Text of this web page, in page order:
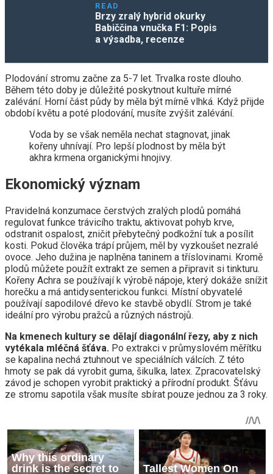
READ
Brzy zralý hybrid okurky
Babiččina vnučka F1: Popis
a výsadba, recenze
Plodování stromu začne za 5-7 let. Trvalka roste dlouho.
Během této doby je důležité poskytnout kultuře mírné
zalévání. Horní část půdy by měla být mírně vlhká. Když přijde
období květu a poté plodování, musíte zvýšit zalévání.
Voda by se však neměla nechat stagnovat, jinak
kořeny uhnívají. Pro lepší plodnost by měla být
akhra krmena organickými hnojivy.
Ekonomický význam
Pravidelná konzumace čerstvých zralých plodů pomáhá
regulovat funkce trávicího traktu, aktivovat pohyb krve,
odstranit ospalost, zničit přebytečný podkožní tuk a posílit
kosti. Pokud člověka trápí průjem, měl by vyzkoušet nezralé
ovoce. Jeho dužina je naplněna taninem a tříslovinami. Kromě
plodů můžete použít extrakt ze semen a připravit si tinkturu.
Kořeny Achra se používají k výrobě nápoje, který dokáže snížit
horečku a má antidysenterickou funkci. Místní obyvatelé
používají sapodilové dřevo ke stavbě obydlí. Strom je také
ideální pro výrobu pražců a různých nástrojů.
Na kmenech kultury se dělají diagonální řezy, aby z nich
vytékala mléčná šťáva. Po extrakci v průmyslovém měřítku
se kapalina nechá ztuhnout ve speciálních válcích. Z této
hmoty se pak dá vyrobit guma, šikulka, latex. Zpracovatelský
závod je schopen vyrobit praktický a přírodní produkt. Šťávu
ze stromu sapotila však musíte sbírat pouze jednou za 3 roky.